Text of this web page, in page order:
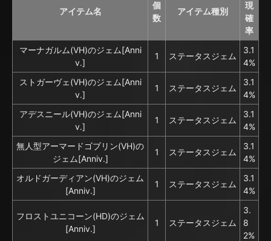
アイテム名
個
数
アイテム種別
現
確
率
マーナガルム(VH)のジェム[Anni
v.]
1 ステータスジェム
3.1
4%
ストガーヴェ(VH)のジェム[Anni
v.]
1 ステータスジェム
3.1
4%
アデスニール(VH)のジェム[Anni
v.]
1 ステータスジェム
3.1
4%
無人型アーマードゴブリン(VH)の
ジェム[Anniv.]
1 ステータスジェム
3.1
4%
オルドガーディアン(VH)のジェム
[Anniv.]
1 ステータスジェム
3.1
4%
フロストユニコーン(HD)のジェム
[Anniv.]
1 ステータスジェム
3.
8
2%